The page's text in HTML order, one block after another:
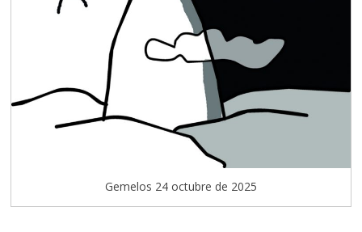
Gemelos 24 octubre de 2025